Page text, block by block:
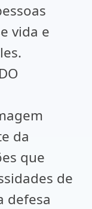
vida e
da
que
de
defesa